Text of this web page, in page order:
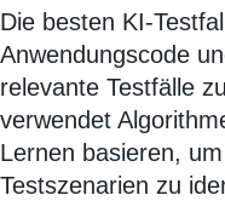
Die besten KI-
Anwendungscode
relevante Testfälle
verwendet
Lernen basieren,
Testszenarien zu